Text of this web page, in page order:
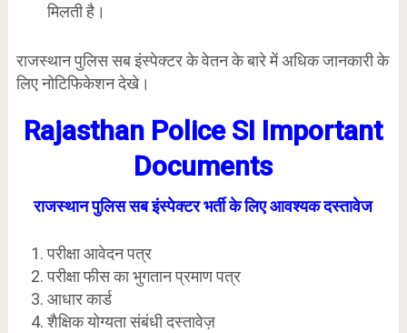
मिलती है।
राजस्थान पुलिस सब इंस्पेक्टर के वेतन के बारे में अधिक जानकारी के
लिए नोटिफिकेशन देखे।
Rajasthan Police SI Important
Documents
राजस्थान पुलिस सब इंस्पेक्टर भर्ती के लिए आवश्यक दस्तावेज
परीक्षा आवेदन पत्र
परीक्षा फीस का भुगतान प्रमाण पत्र
आधार कार्ड
शैक्षिक योग्यता संबंधी दस्तावेज़